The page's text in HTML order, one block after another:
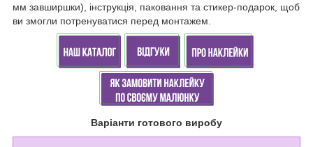
мм завширшки), інструкція, паковання та стикер-подарок, щоб
ви змогли потренуватися перед монтажем.
Варіанти готового виробу